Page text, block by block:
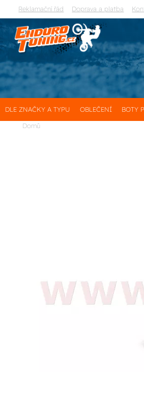
Reklamační řád Doprava a platba
DLE ZNAČKY A TYPU OBLEČENÍ BOTY
Domů